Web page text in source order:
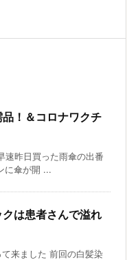
！＆コロナワクチ
速昨日買った雨傘の出番
に傘が開 ...
は患者さんで溢れ
来ました 前回の白髪染